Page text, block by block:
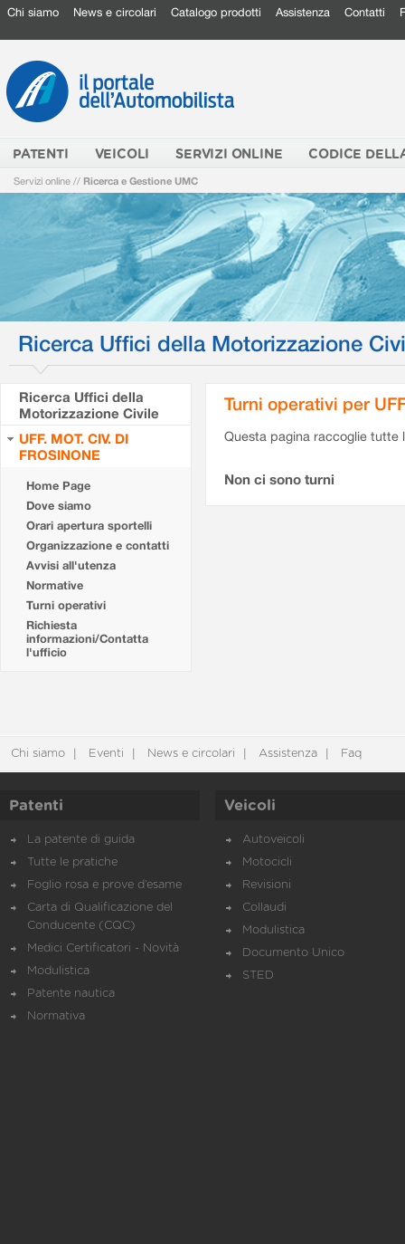
Chi siamo News e circolari Catalogo prodotti Assistenza Contatti
PATENTI VEICOLI SERVIZI ONLINE CODICE
Servizi online // Ricerca e Gestione UMC
Ricerca Uffici della Motorizzazione
Ricerca Uffici della
Motorizzazione Civile
UFF. MOT. CIV. DI
FROSINONE
Home Page
Dove siamo
Orari apertura sportelli
Organizzazione e contatti
Avvisi all'utenza
Normative
Turni operativi
Richiesta
informazioni/Contatta
l'ufficio
Turni operativi per
Questa pagina raccoglie tutte
Non ci sono turni
Chi siamo Eventi News e circolari Assistenza Faq
Patenti
La patente di guida
Tutte le pratiche
Foglio rosa e prove d’esame
Carta di Qualificazione del
Conducente (CQC)
Medici Certificatori - Novità
Modulistica
Patente nautica
Normativa
Veicoli
Autoveicoli
Motocicli
Revisioni
Collaudi
Modulistica
Documento Unico
STED